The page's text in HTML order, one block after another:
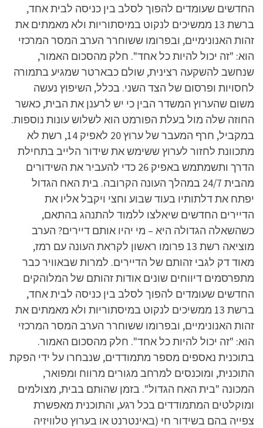
החדשים שעומדים להפוך לסלב בין כניסה לבית אחד,
ברשת 13 ממשיכים לנקוט במיסתוריות ולא מאמתים את
זהות האנונימיים, ובפרומו ששוחרר הערב המסר המרכזי
הוא: "זה יכול להיות כל אחד". חלק מהסכום האמור,
שנחשב להשקעה רצינית, שולם כבארטר שמגיע בתמורה
לחסויות ופרסום של הצד השני. בכלל, השיפוץ נעשה
משום שהערוץ המשדר הבין כי יש לרענן את הבית, כאשר
החוזה שלה מול בעלת הפורמט הוא לשלוש עונות נוספות.
במקביל, חרף המעבר של ערוץ 20 לאפיק 14, רשת לא
מתכוונת לחזור לערוץ ששימש את שידור הלייב בתחילת
הדרך ותשמתמש באפיק 26 כדי להעביר את השידורים
מהבית 24/7 במהלך העונה הקרובה. בית האח הגדול
יפתח את דלתותיו בעוד שבוע וחצי ויקבל אליו את
הדיירים החדשים שיאלצו ללמוד להתנהג בהתאם,
כשהשאלה הגדולה היא – מי יהיו אותם דיירים? הערב
מוציאה רשת 13 פרומו ראשון לקראת העונה עם רמז,
מאוד דק לגבי זהותם של הדיירים. למרות שבאוויר כבר
מתפרסמים דיווחים שונים אודות זהותם של המלוהקים
החדשים שעומדים להפוך לסלב בין כניסה לבית אחד,
ברשת 13 ממשיכים לנקוט במיסתוריות ולא מאמתים את
זהות האנונימיים, ובפרומו ששוחרר הערב המסר המרכזי
הוא: "זה יכול להיות כל אחד". חלק מהסכום האמור.
בתוכנית נאספים מספר מתמודדים, שנבחרו על ידי הפקת
התוכנית, ומוכנסים למרחב מגורים מרווח ומפואר,
המכונה "בית האח הגדול". בזמן שהותם בבית, מצולמים
ומוקלטים המתמודדים בכל רגע, והתוכנית מאפשרת
צפייה בהם בשידור חי (באינטרנט או בערוץ טלוויזיה